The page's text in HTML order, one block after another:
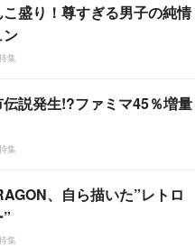
盛り！尊すぎる男子の純情
ン
集
説発生!?ファミマ45％増量
集
、自ら描いた”レトロ
集